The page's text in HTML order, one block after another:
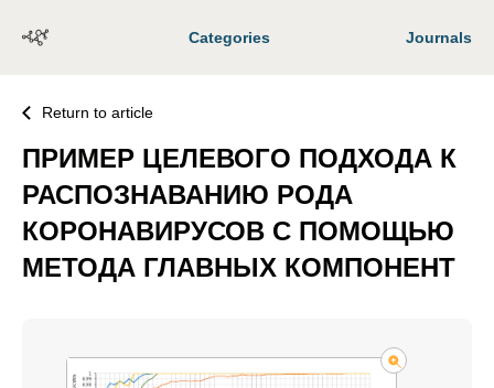
Categories Journals
Return to article
ПРИМЕР ЦЕЛЕВОГО ПОДХОДА К
РАСПОЗНАВАНИЮ РОДА
КОРОНАВИРУСОВ С ПОМОЩЬЮ
МЕТОДА ГЛАВНЫХ КОМПОНЕНТ